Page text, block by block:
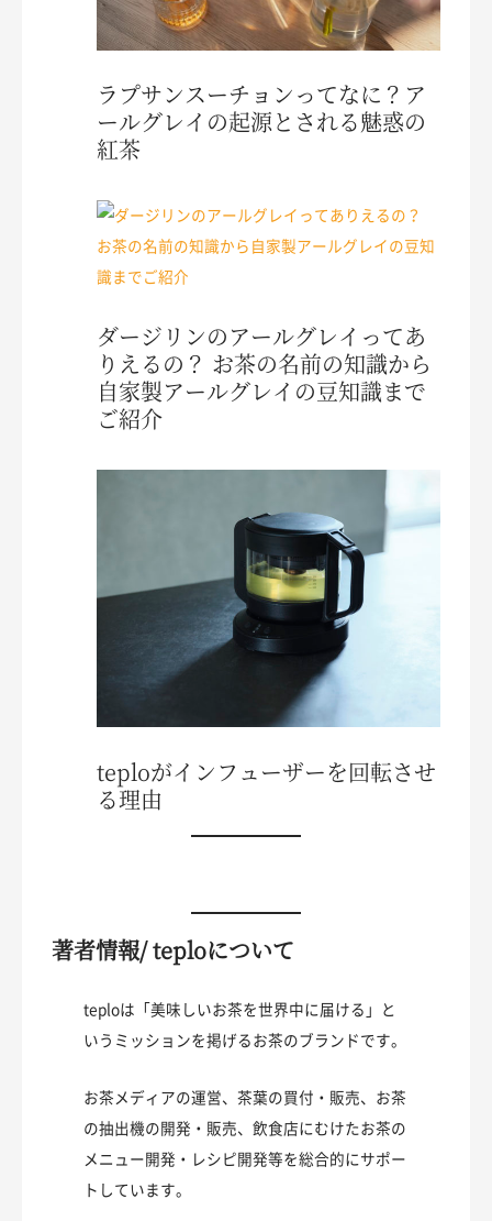
ラプサンスーチョンってなに？ア
ールグレイの起源とされる魅惑の
紅茶
ダージリンのアールグレイってあ
りえるの？ お茶の名前の知識から
自家製アールグレイの豆知識まで
ご紹介
teploがインフューザーを回転させ
る理由
著者情報/ teploについて
teploは「美味しいお茶を世界中に届ける」と
いうミッションを掲げるお茶のブランドです。
お茶メディアの運営、茶葉の買付・販売、お茶
の抽出機の開発・販売、飲食店にむけたお茶の
メニュー開発・レシピ開発等を総合的にサポー
トしています。